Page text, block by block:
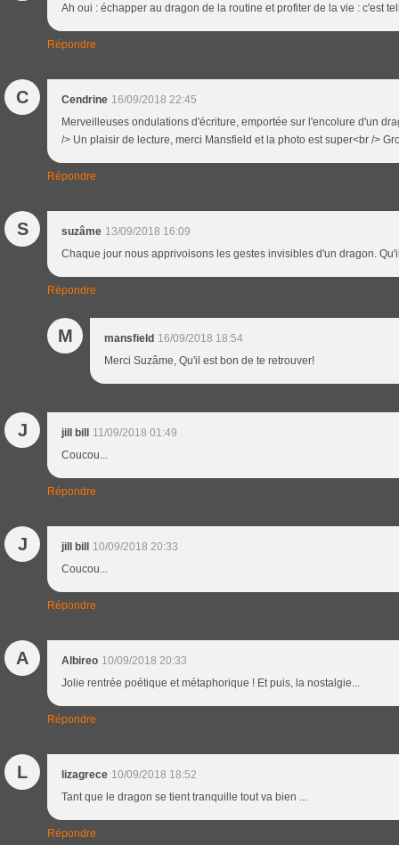
Ah oui : échapper au dragon de la routine et profiter de la vie : c'est
Répondre
C Cendrine 16/09/2018 22:45
Merveilleuses ondulations d'écriture, emportée sur l'encolure d'un
/> Un plaisir de lecture, merci Mansfield et la photo est super<br />
Répondre
S suzâme 13/09/2018 16:09
Chaque jour nous apprivoisons les gestes invisibles d'un dragon.
Répondre
M mansfield 16/09/2018 18:54
Merci Suzâme, Qu'il est bon de te retrouver!
J jill bill 11/09/2018 01:49
Coucou...
Répondre
J jill bill 10/09/2018 20:33
Coucou...
Répondre
A Albireo 10/09/2018 20:33
Jolie rentrée poétique et métaphorique ! Et puis, la nostalgie...
Répondre
L lizagrece 10/09/2018 18:52
Tant que le dragon se tient tranquille tout va bien ...
Répondre